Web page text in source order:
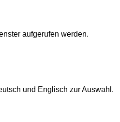
aufgerufen werden.
und Englisch zur Auswahl.